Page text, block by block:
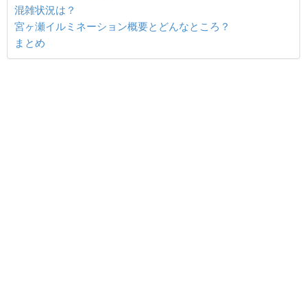
混雑状況は？
宮ヶ瀬イルミネーション概要とどんなところ？
まとめ